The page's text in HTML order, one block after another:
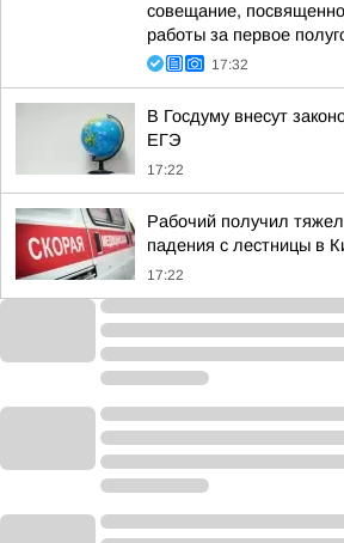
совещание,
работы за первое
17:32
В Госдуму внесут
ЕГЭ
17:22
Рабочий получил
падения с лестницы в
17:22